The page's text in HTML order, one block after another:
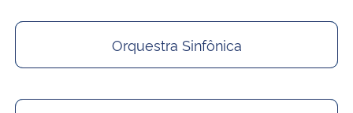
Orquestra Sinfônica